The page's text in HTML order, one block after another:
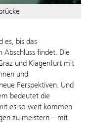
es, bis das
Abschluss findet. Die
und Klagenfurt mit
und
Perspektiven. Und
bedeutet die
es so weit kommen
zu meistern – mit